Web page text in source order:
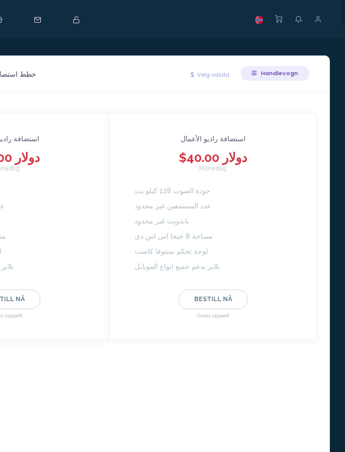
خطط Velg valuta Handlevogn
استضافة
$20.00 دولار
NÅ
oppsett
استضافة راديو الأعمال
$40.00 دولار
Månedlig
جودة الصوت 128 كيلو بت
عدد المستمعين غير محدود
باندويث غير محدود
مساحة 8 جيجا اس اس دى
لوحة تحكم سنتوفا كاست
بلاير يدعم جميع انواع الموبايل
BESTILL NÅ
Gratis oppsett